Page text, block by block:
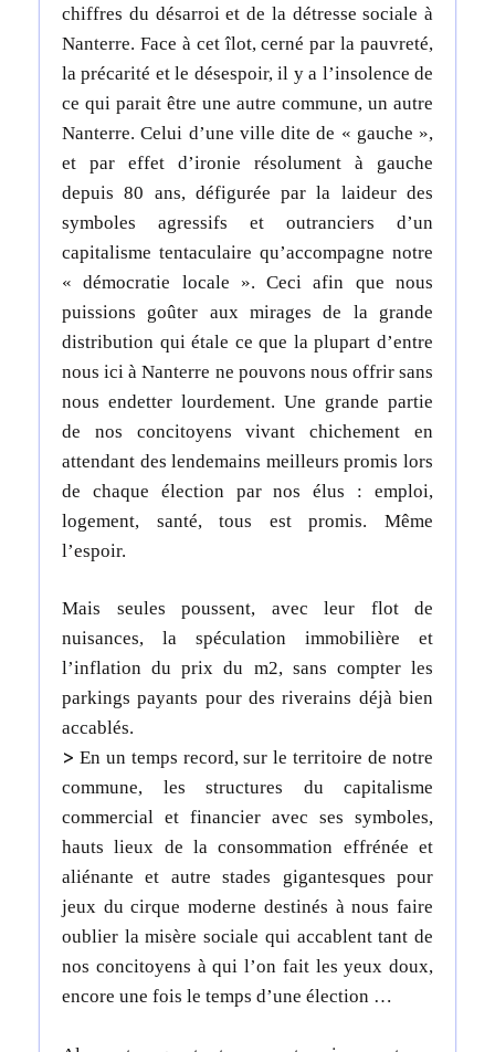
chiffres du désarroi et de la détresse sociale à
Nanterre. Face à cet îlot, cerné par la pauvreté,
la précarité et le désespoir, il y a l’insolence de
ce qui parait être une autre commune, un autre
Nanterre. Celui d’une ville dite de « gauche »,
et par effet d’ironie résolument à gauche
depuis 80 ans, défigurée par la laideur des
symboles agressifs et outranciers d’un
capitalisme tentaculaire qu’accompagne notre
« démocratie locale ». Ceci afin que nous
puissions goûter aux mirages de la grande
distribution qui étale ce que la plupart d’entre
nous ici à Nanterre ne pouvons nous offrir sans
nous endetter lourdement. Une grande partie
de nos concitoyens vivant chichement en
attendant des lendemains meilleurs promis lors
de chaque élection par nos élus : emploi,
logement, santé, tous est promis. Même
l’espoir.
Mais seules poussent, avec leur flot de
nuisances, la spéculation immobilière et
l’inflation du prix du m2, sans compter les
parkings payants pour des riverains déjà bien
accablés.
> En un temps record, sur le territoire de notre
commune, les structures du capitalisme
commercial et financier avec ses symboles,
hauts lieux de la consommation effrénée et
aliénante et autre stades gigantesques pour
jeux du cirque moderne destinés à nous faire
oublier la misère sociale qui accablent tant de
nos concitoyens à qui l’on fait les yeux doux,
encore une fois le temps d’une élection …